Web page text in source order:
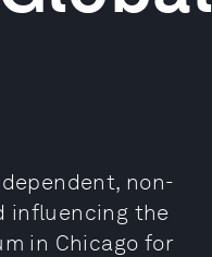
non-
influencing the
in Chicago for